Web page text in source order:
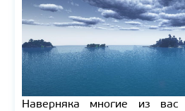
Наверняка многие из вас